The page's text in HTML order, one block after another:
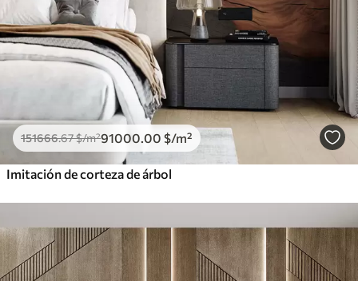
151666.67$/m²91000 .00 $/m²
Imitación de corteza de árbol